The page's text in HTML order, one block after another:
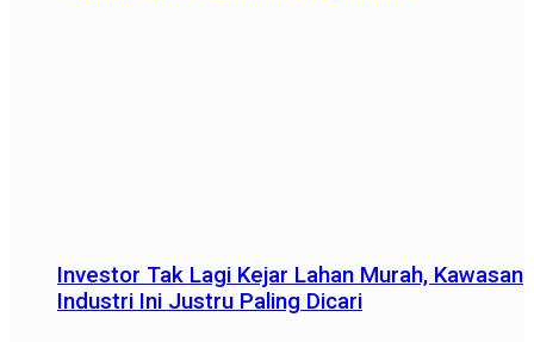
Investor Tak Lagi Kejar Lahan Murah, Kawasan
Industri Ini Justru Paling Dicari